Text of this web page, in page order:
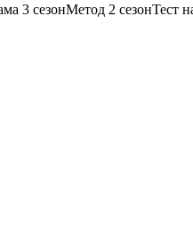
3 сезонМетод 2